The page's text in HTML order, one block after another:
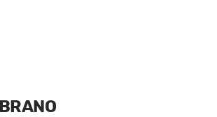
BRANO